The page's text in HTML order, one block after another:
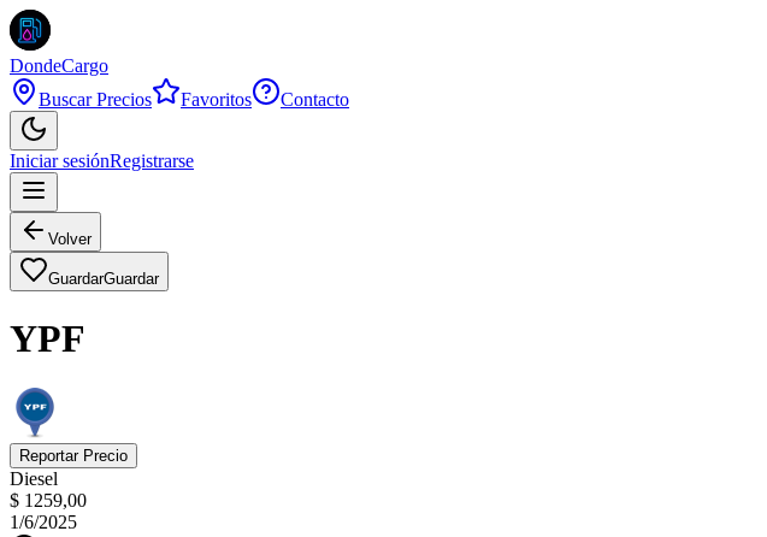
DondeCargo
Buscar Precios
Favoritos Contacto
Iniciar sesiónRegistrarse
Volver
GuardarGuardar
YPF
Reportar Precio
Diesel
$ 1259,00
1/6/2025